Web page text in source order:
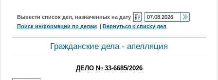
Вывести список дел, назначенных на дату
Поиск информации по делам |Вернуться к списку дел
Гражданские дела - апелляция
ДЕЛО № 33-6685/2026